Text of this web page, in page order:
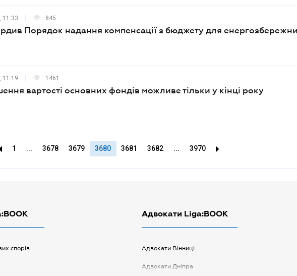
11:33 845
Порядок надання компенсації з бюджету для
11:19 1461
вартості основних фондів можливе тільки у кінці року
1 ... 3678 3679 3680 3681 3682 ... 3970
спорів
Адвокати Liga:BOOK
Адвокати Вінниці
Адвокати Дніпра